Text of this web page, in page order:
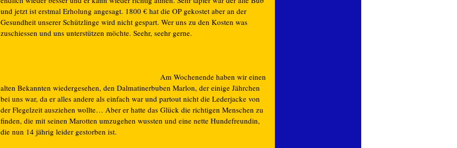
und jetzt ist erstmal Erholung angesagt. 1800 € hat die OP gekostet aber an der
Gesundheit unserer Schützlinge wird nicht gespart. Wer uns zu den Kosten was
zuschiessen und uns unterstützen möchte. Seehr, seehr gerne.
Am Wochenende haben wir einen
alten Bekannten wiedergesehen, den Dalmatinerbuben Marlon, der einige Jährchen
bei uns war, da er alles andere als einfach war und partout nicht die Lederjacke von
der Flegelzeit ausziehen wollte… Aber er hatte das Glück die richtigen Menschen zu
finden, die mit seinen Marotten umzugehen wussten und eine nette Hundefreundin,
die nun 14 jährig leider gestorben ist.